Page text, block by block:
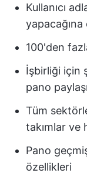
Kullanıcı
100'den
İşbirliği için
pano
Tüm
takımlar
Pano
özellikleri